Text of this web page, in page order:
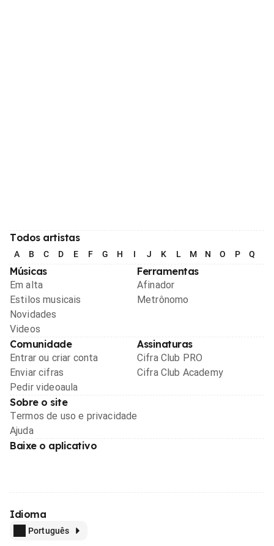
Todos artistas
A B C D E F G H I J K L M N O P Q
Músicas
Em alta
Estilos musicais
Novidades
Videos
Ferramentas
Afinador
Metrônomo
Comunidade
Entrar ou criar conta
Enviar cifras
Pedir videoaula
Assinaturas
Cifra Club PRO
Cifra Club Academy
Sobre o site
Termos de uso e privacidade
Ajuda
Baixe o aplicativo
Idioma
Português